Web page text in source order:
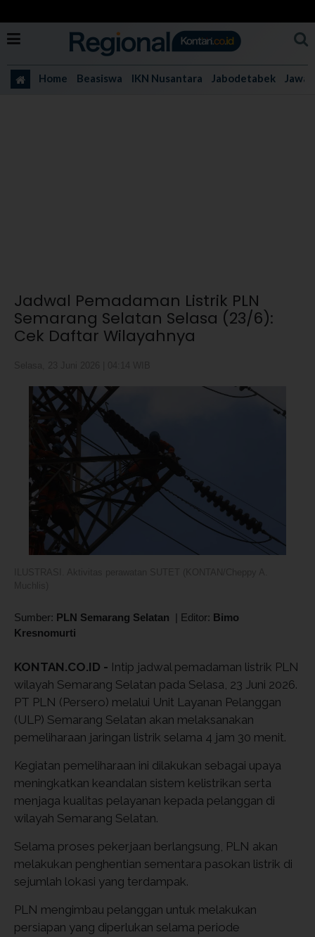
Home Beasiswa IKN Nusantara Jabodetabek Jawa
Jadwal Pemadaman Listrik PLN
Semarang Selatan Selasa (23/6):
Cek Daftar Wilayahnya
Sumber: PLN Semarang Selatan | Editor: Bimo
Kresnomurti
KONTAN.CO.ID - Intip jadwal pemadaman listrik PLN
wilayah Semarang Selatan pada Selasa, 23 Juni 2026.
PT PLN (Persero) melalui Unit Layanan Pelanggan
(ULP) Semarang Selatan akan melaksanakan
pemeliharaan jaringan listrik selama 4 jam 30 menit.
Kegiatan pemeliharaan ini dilakukan sebagai upaya
meningkatkan keandalan sistem kelistrikan serta
menjaga kualitas pelayanan kepada pelanggan di
wilayah Semarang Selatan.
Selama proses pekerjaan berlangsung, PLN akan
melakukan penghentian sementara pasokan listrik di
sejumlah lokasi yang terdampak.
PLN mengimbau pelanggan untuk melakukan
persiapan yang diperlukan selama periode